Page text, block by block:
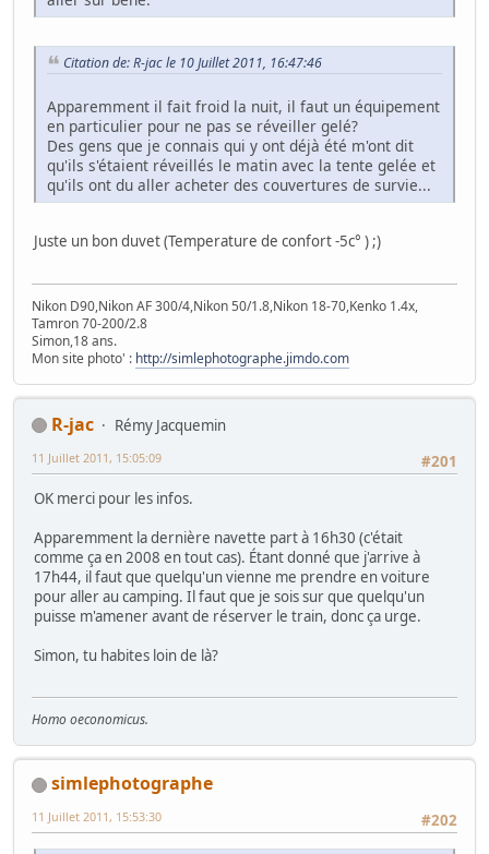
Citation de: R-jac le 10 Juillet 2011, 16:47:46
Apparemment il fait froid la nuit, il faut un équipement
en particulier pour ne pas se réveiller gelé?
Des gens que je connais qui y ont déjà été m'ont dit
qu'ils s'étaient réveillés le matin avec la tente gelée et
qu'ils ont du aller acheter des couvertures de survie...
Juste un bon duvet (Temperature de confort -5c° ) ;)
Nikon D90,Nikon AF 300/4,Nikon 50/1.8,Nikon 18-70,Kenko 1.4x,
Tamron 70-200/2.8
Simon,18 ans.
Mon site photo' : http://simlephotographe.jimdo.com
R-jac
Rémy Jacquemin
#201
11 Juillet 2011, 15:05:09
OK merci pour les infos.
Apparemment la dernière navette part à 16h30 (c'était
comme ça en 2008 en tout cas). Étant donné que j'arrive à
17h44, il faut que quelqu'un vienne me prendre en voiture
pour aller au camping. Il faut que je sois sur que quelqu'un
puisse m'amener avant de réserver le train, donc ça urge.
Simon, tu habites loin de là?
Homo oeconomicus.
simlephotographe
#202
11 Juillet 2011, 15:53:30